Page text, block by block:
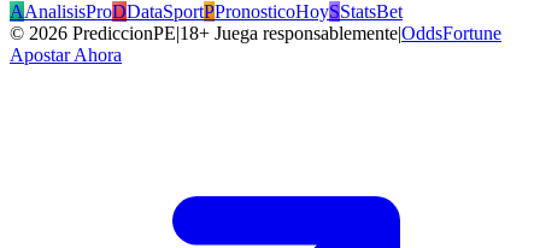
AAnalisisProDDataSportPPronosticoHoySStatsBet
© 2026 PrediccionPE|18+ Juega responsablemente|OddsFortune
Apostar Ahora